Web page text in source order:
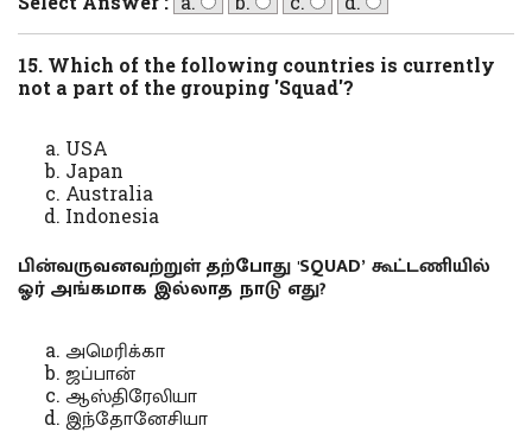
15. Which of the following countries is currently
not a part of the grouping 'Squad'?
USA
Japan
Australia
Indonesia
பின்வருவனவற்றுள் தற்போது 'SQUAD’ கூட்டணியில்
ஓர் அங்கமாக இல்லாத நாடு எது?
அமெரிக்கா
ஜப்பான்
ஆஸ்திரேலியா
இந்தோனேசியா